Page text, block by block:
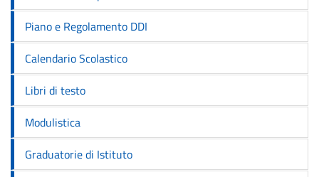
Piano e Regolamento DDI
Calendario Scolastico
Libri di testo
Modulistica
Graduatorie di Istituto